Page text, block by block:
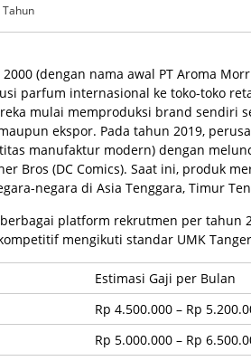
Tahun
(dengan nama awal PT Aroma
parfum internasional ke toko-toko
mulai memproduksi brand sendiri
ekspor. Pada tahun 2019,
manufaktur modern) dengan
Bros (DC Comics). Saat ini, produk
negara di Asia Tenggara, Timur
platform rekrutmen per tahun
mengikuti standar UMK
Estimasi Gaji per Bulan
Rp 4.500.000 – Rp
Rp 5.000.000 – Rp